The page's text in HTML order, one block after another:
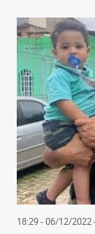
18:29 - 06/12/2022